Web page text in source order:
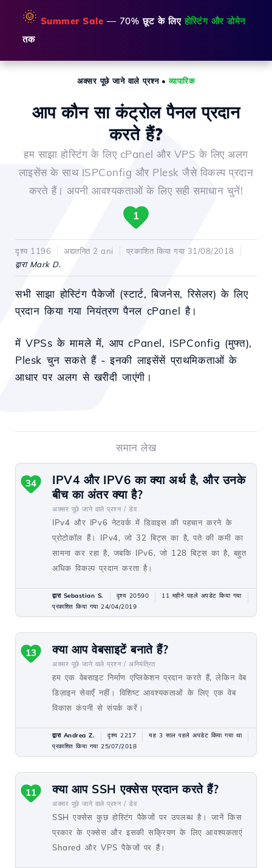
🌞 Summer Sale — 70% छूट के लिएहोस्टिंग और डोमेन
तक
अक्सर पूछे जाने वाले प्रश्न•व्यापारिक
आप कौन सा कंट्रोल पैनल प्रदान
करते हैं?
हम साझा होस्टिंग के लिए cPanel और VPS के लिए अलग
लाइसेंस के साथ ISPConfig और Plesk जैसे विकल्प प्रदान
करते हैं। अपनी आवश्यकताओं के लिए सही समाधान चुनें!
1
दृश्य 1196 अद्यतनित 2 ani
प्रकाशित किया गया 31/08/2018
द्वारा Mark D.
सभी साझा होस्टिंग पैकेजों (स्टार्ट, बिजनेस, रिसेलर) के लिए
प्रदान किया गया नियंत्रण पैनल cPanel है।
में VPSs के मामले में, आप cPanel, ISPConfig (मुफ्त),
Plesk चुन सकते हैं - इनकी लाइसेंसें प्राथमिकताओं के
आधार पर अलग से खरीदी जाएंगी।
समान लेख
IPV4 और IPV6 का क्या अर्थ है, और उनके
बीच का अंतर क्या है?
अक्सर पूछे जाने वाले प्रश्न / डेव
IPv4 और IPv6 नेटवर्क में डिवाइस की पहचान करने के
प्रोटोकॉल हैं। IPv4, जो 32 बिट्स का है, पते की कमी का
सामना कर रहा है, जबकि IPv6, जो 128 बिट्स का है, बहुत
अधिक विकल्प प्रदान करता है।
34
द्वारा Sebastian S. दृश्य 20590
11 महीने पहले अपडेट किया गया
प्रकाशित किया गया 24/04/2019
क्या आप वेबसाइटें बनाते हैं?
अक्सर पूछे जाने वाले प्रश्न / अनियंत्रित
हम एक वेबसाइट निर्माण एप्लिकेशन प्रदान करते हैं, लेकिन वेब
डिज़ाइन सेवाएँ नहीं। विशिष्ट आवश्यकताओं के लिए एक वेब
विकास कंपनी से संपर्क करें।
13
द्वारा Andrea Z. दृश्य 2217
यह 3 साल पहले अपडेट किया गया था
प्रकाशित किया गया 25/07/2018
क्या आप SSH एक्सेस प्रदान करते हैं?
अक्सर पूछे जाने वाले प्रश्न / डेव
SSH एक्सेस कुछ होस्टिंग पैकेजों पर उपलब्ध है। जानें किस
प्रकार के एक्सेस और इसकी सक्रियण के लिए आवश्यकताएं
Shared और VPS पैकेजों पर हैं।
11